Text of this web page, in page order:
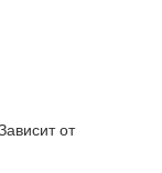
от